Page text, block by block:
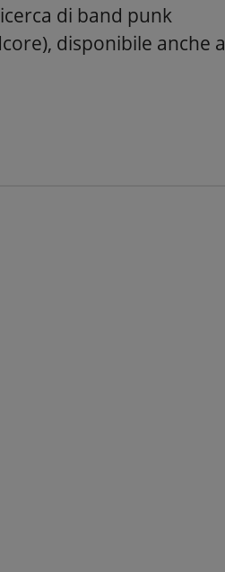
di band punk
disponibile anche a